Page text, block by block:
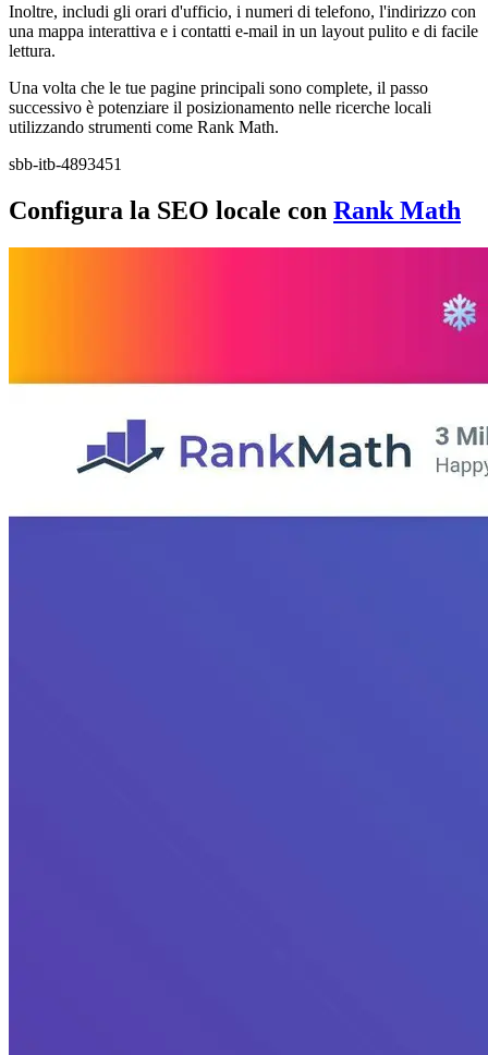
Inoltre, includi gli orari d'ufficio, i numeri di telefono, l'indirizzo con
una mappa interattiva e i contatti e-mail in un layout pulito e di facile
lettura.
Una volta che le tue pagine principali sono complete, il passo
successivo è potenziare il posizionamento nelle ricerche locali
utilizzando strumenti come Rank Math.
sbb-itb-4893451
Configura la SEO locale con Rank Math